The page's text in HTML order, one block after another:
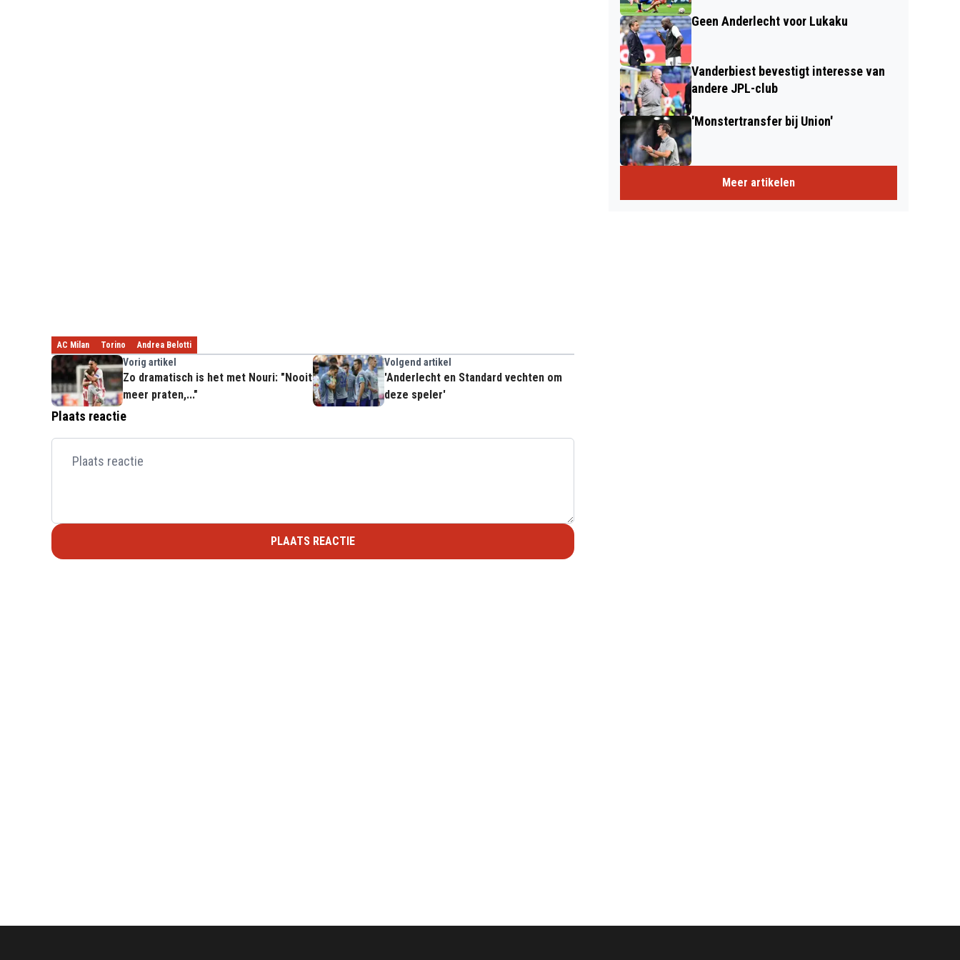
AC Milan Torino Andrea Belotti
Vorig artikel
Zo dramatisch is het met Nouri: "Nooit
meer praten,..."
Volgend artikel
'Anderlecht en Standard vechten om
deze speler'
Plaats reactie
PLAATS REACTIE
Geen Anderlecht voor Lukaku
Vanderbiest bevestigt interesse van
andere JPL-club
'Monstertransfer bij Union'
Meer artikelen